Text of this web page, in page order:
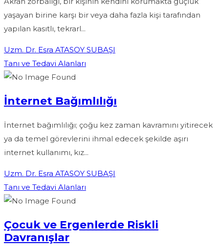
yaşayan birine karşı bir veya daha fazla kişi tarafından
yapılan kasıtlı, tekrarl...
Uzm. Dr. Esra ATASOY SUBAŞI
Tanı ve Tedavi Alanları
İnternet Bağımlılığı
İnternet bağımlılığı; çoğu kez zaman kavramını yitirecek
ya da temel görevlerini ihmal edecek şekilde aşırı
internet kullanımı, kız...
Uzm. Dr. Esra ATASOY SUBAŞI
Tanı ve Tedavi Alanları
Çocuk ve Ergenlerde Riskli
Davranışlar